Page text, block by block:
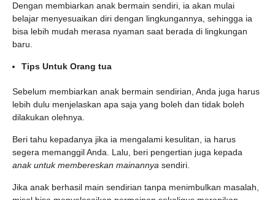
Dengan membiarkan anak bermain sendiri, ia akan mulai
belajar menyesuaikan diri dengan lingkungannya, sehingga ia
bisa lebih mudah merasa nyaman saat berada di lingkungan
baru.
Tips Untuk Orang tua
Sebelum membiarkan anak bermain sendirian, Anda juga harus
lebih dulu menjelaskan apa saja yang boleh dan tidak boleh
dilakukan olehnya.
Beri tahu kepadanya jika ia mengalami kesulitan, ia harus
segera memanggil Anda. Lalu, beri pengertian juga kepada
anak untuk membereskan mainannya sendiri.
Jika anak berhasil main sendirian tanpa menimbulkan masalah,